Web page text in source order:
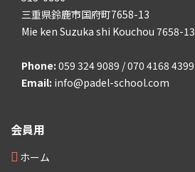
三重県鈴鹿市国府町7658-13
Mie ken Suzuka shi Kouchou 7658-13
Phone: 059 324 9089 / 070 4168 4399
Email: info@padel-school.com
会員用
ホーム